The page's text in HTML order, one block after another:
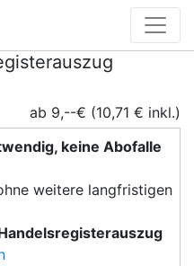
ab 9,--€ (10,71 € inkl.)
keine Abofalle
weitere langfristigen